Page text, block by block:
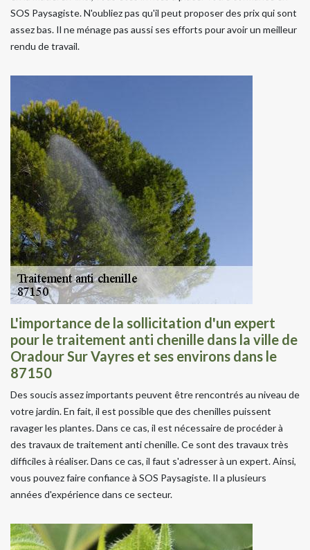
SOS Paysagiste. N'oubliez pas qu'il peut proposer des prix qui sont
assez bas. Il ne ménage pas aussi ses efforts pour avoir un meilleur
rendu de travail.
L'importance de la sollicitation d'un expert
pour le traitement anti chenille dans la ville de
Oradour Sur Vayres et ses environs dans le
87150
Des soucis assez importants peuvent être rencontrés au niveau de
votre jardin. En fait, il est possible que des chenilles puissent
ravager les plantes. Dans ce cas, il est nécessaire de procéder à
des travaux de traitement anti chenille. Ce sont des travaux très
difficiles à réaliser. Dans ce cas, il faut s'adresser à un expert. Ainsi,
vous pouvez faire confiance à SOS Paysagiste. Il a plusieurs
années d'expérience dans ce secteur.